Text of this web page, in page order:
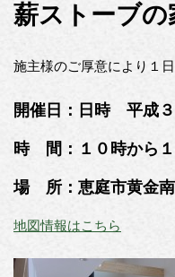
薪ストーブ
施主様のご厚意により１
開催日：日時 平成３
時 間：１０時から
場 所：恵庭市黄金南
地図情報はこちら